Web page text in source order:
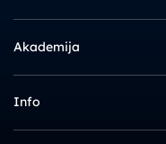
Akademija
Info